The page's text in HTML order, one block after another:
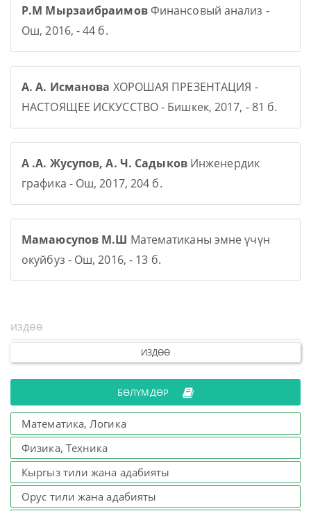
Р.М МырзаибраимовФинансовый анализ -
Ош, 2016, - 44 б.
А. А. Исманова ХОРОШАЯ ПРЕЗЕНТАЦИЯ -
НАСТОЯЩЕЕ ИСКУССТВО - Бишкек, 2017, - 81 б.
А .А. Жусупов, А. Ч. Садыков Инженердик
графика - Ош, 2017, 204 б.
Мамаюсупов М.Ш Математиканы эмне үчүн
окуйбуз - Ош, 2016, - 13 б.
ИЗДӨӨ
БӨЛҮМДӨР
Математика, Логика
Физика, Техника
Кыргыз тили жана адабияты
Орус тили жана адабияты